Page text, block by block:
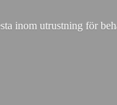
inom utrustning för